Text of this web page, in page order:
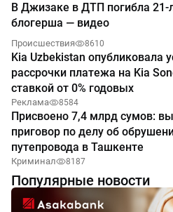
В Джизаке в ДТП погибла 21-
блогерша — видео
Происшествия 8610
Kia Uzbekistan опубликовала
рассрочки платежа на Kia
ставкой от 0% годовых
Реклама 8584
Присвоено 7,4 млрд сумов:
приговор по делу об
путепровода в Ташкенте
Криминал 8187
Популярные новости